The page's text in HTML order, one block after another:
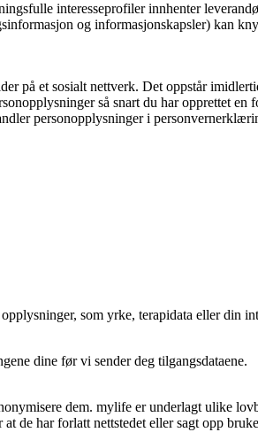
interesseprofiler innhenter
og informasjonskapsler) kan
på et sosialt nettverk. Det oppstår
så snart du har opprettet en
personopplysninger i
som yrke, terapidata eller din
dine før vi sender deg tilgangsdataene.
dem. mylife er underlagt ulike
de har forlatt nettstedet eller sagt opp